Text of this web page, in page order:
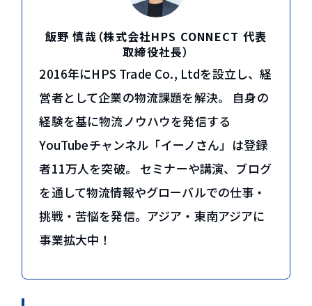
飯野 慎哉（株式会社HPS CONNECT 代表
取締役社長）
2016年にHPS Trade Co., Ltdを設立し、経
営者として企業の物流課題を解決。 自身の
経験を基に物流ノウハウを発信する
YouTubeチャンネル「イーノさん」は登録
者11万人を突破。 セミナーや講演、ブログ
を通して物流情報やグローバルでの仕事・
挑戦・苦悩を発信。アジア・東南アジアに
事業拡大中！